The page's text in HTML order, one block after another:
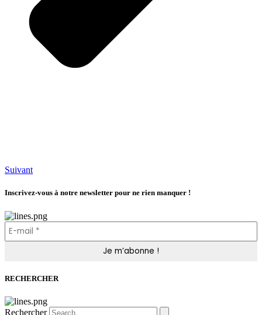
Suivant
Inscrivez-vous à notre newsletter pour ne rien manquer !
RECHERCHER
Rechercher